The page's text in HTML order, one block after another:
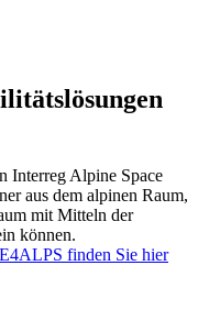
Interreg Alpine Space
aus dem alpinen Raum,
mit Mitteln der
können.
finden Sie hier